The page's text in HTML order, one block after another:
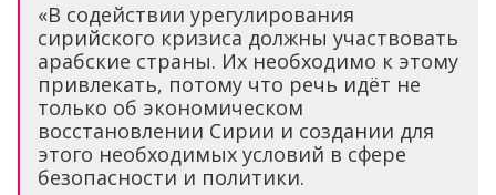
«В содействии урегулирования
сирийского кризиса должны участвовать
арабские страны. Их необходимо к этому
привлекать, потому что речь идёт не
только об экономическом
восстановлении Сирии и создании для
этого необходимых условий в сфере
безопасности и политики.